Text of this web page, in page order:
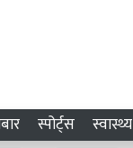
स्पोर्ट्स स्वास्थ्य